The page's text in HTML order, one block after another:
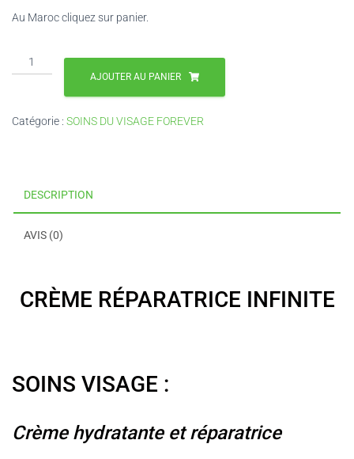
Au Maroc cliquez sur panier.
quantité
de
AJOUTER AU PANIER
Catégorie : SOINS DU VISAGE FOREVER
DESCRIPTION
AVIS (0)
CRÈME RÉPARATRICE INFINITE
SOINS VISAGE :
Crème hydratante et réparatrice